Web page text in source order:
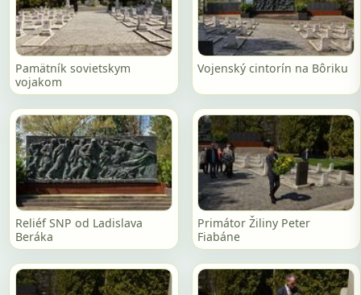
Pamätník sovietskym
vojakom
Vojenský cintorín na Bôriku
Reliéf SNP od Ladislava
Beráka
Primátor Žiliny Peter
Fiabáne